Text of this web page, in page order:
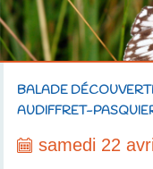
BALADE
AUDIFFRET-
samedi 22